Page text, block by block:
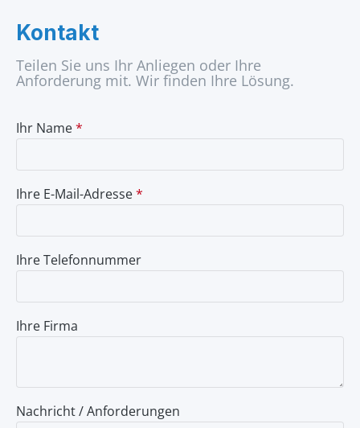
Kontakt
Teilen Sie uns Ihr Anliegen oder Ihre
Anforderung mit. Wir finden Ihre Lösung.
Ihr Name*
Ihre E-Mail-Adresse*
Ihre Telefonnummer
Ihre Firma
Nachricht / Anforderungen